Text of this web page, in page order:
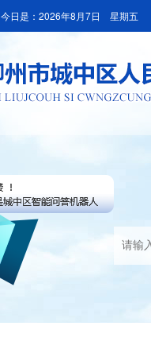
今日是： 2026年8月7日 星期五